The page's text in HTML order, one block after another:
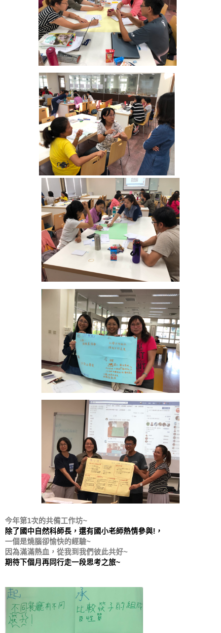
今年第1次的共備工作坊~
除了國中自然科師長，還有國小老師熱情參與!，
一個是燒腦卻愉快的經驗~
因為滿滿熱血，從我到我們彼此共好~
期待下個月再同行走一段思考之旅~